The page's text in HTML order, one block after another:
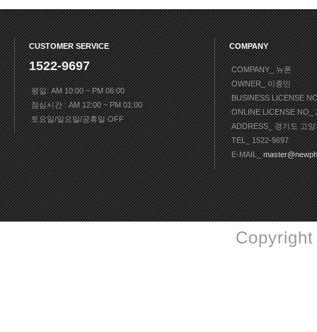
CUSTOMER SERVICE
1522-9697
평일: AM 10:00 ~ PM 06:00
점심시간 : AM 12:00 ~ PM 01:00
토요일/일요일/공휴일 OFF
COMPANY
COMPANY_ 뉴폰
OWNER_ 이종민
BUSINESS LICENSE
ONLINE LICENSE NO_
ADDRESS_ 경기도 고
TEL_ 1522-9697
E-MAIL_